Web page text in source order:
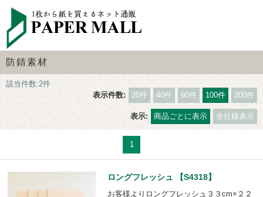
防錆素材
該当件数:2件
表示件数:
20件 40件 60件 100件 200件
表示: 商品ごとに表示 全仕様表示
1
ロングフレッシュ 【S4318】
お客様よりロングフレッシュ３３cm×２２